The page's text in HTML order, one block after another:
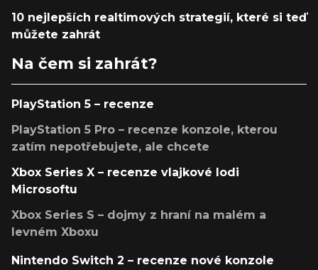
10 nejlepších realtimových strategií, které si teď
můžete zahrát
Na čem si zahrát?
PlayStation 5 – recenze
PlayStation 5 Pro – recenze konzole, kterou
zatím nepotřebujete, ale chcete
Xbox Series X – recenze vlajkové lodi
Microsoftu
Xbox Series S – dojmy z hraní na malém a
levném Xboxu
Nintendo Switch 2 – recenze nové konzole